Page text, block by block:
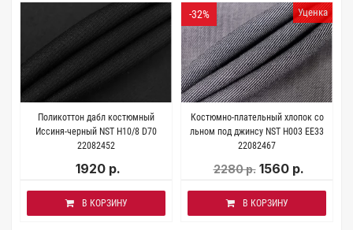
Поликоттон дабл костюмный
Иссиня-черный NST H10/8 D70
22082452
1920 р.
В КОРЗИНУ
Уценка
-32%
Костюмно-плательный хлопок со
льном под джинсу NST H003 EE33
22082467
2280 р. 1560 р.
В КОРЗИНУ